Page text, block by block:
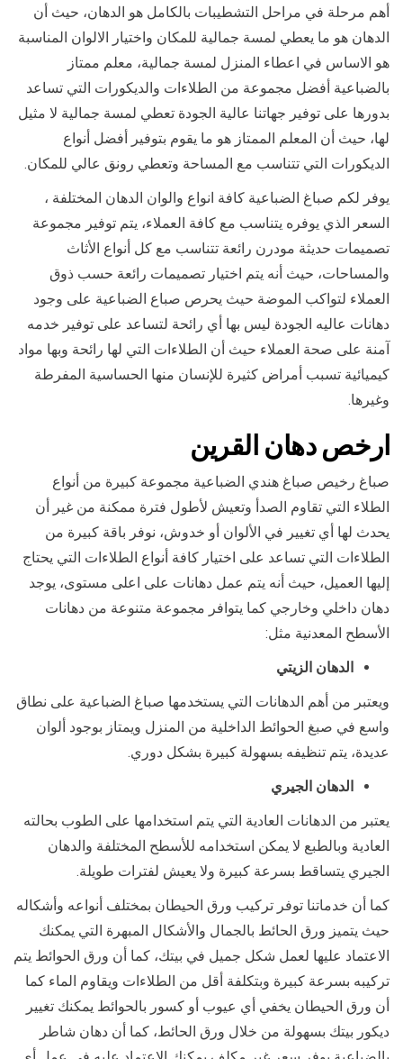
أهم مرحلة في مراحل التشطيبات بالكامل هو الدهان، حيث أن
الدهان هو ما يعطي لمسة جمالية للمكان واختيار الالوان المناسبة
هو الاساس في اعطاء المنزل لمسة جمالية، معلم ممتاز
بالضباعية أفضل مجموعة من الطلاءات والديكورات التي تساعد
بدورها على توفير جهاتنا عالية الجودة تعطي لمسة جمالية لا مثيل
لها، حيث أن المعلم الممتاز هو ما يقوم بتوفير أفضل أنواع
الديكورات التي تتناسب مع المساحة وتعطي رونق عالي للمكان.
يوفر لكم صباغ الضباعية كافة انواع والوان الدهان المختلفة ،
السعر الذي يوفره يتناسب مع كافة العملاء، يتم توفير مجموعة
تصميمات حديثة مودرن رائعة تتناسب مع كل أنواع الأثاث
والمساحات، حيث أنه يتم اختيار تصميمات رائعة حسب ذوق
العملاء لتواكب الموضة حيث يحرص صباع الضباعية على وجود
دهانات عاليه الجودة ليس بها أي رائحة لتساعد على توفير خدمه
آمنة على صحة العملاء حيث أن الطلاءات التي لها رائحة وبها مواد
كيميائية تسبب أمراض كثيرة للإنسان منها الحساسية المفرطة
وغيرها.
ارخصدهان القرين
صباغ رخيص صباغ هندي الضباعية مجموعة كبيرة من أنواع
الطلاء التي تقاوم الصدأ وتعيش لأطول فترة ممكنة من غير أن
يحدث لها أي تغيير في الألوان أو خدوش، نوفر باقة كبيرة من
الطلاءات التي تساعد على اختيار كافة أنواع الطلاءات التي يحتاج
إليها العميل، حيث أنه يتم عمل دهانات على اعلى مستوى، يوجد
دهان داخلي وخارجي كما يتوافر مجموعة متنوعة من دهانات
الأسطح المعدنية مثل:
الدهان الزيتي
ويعتبر من أهم الدهانات التي يستخدمها صباغ الضباعية على نطاق
واسع في صبغ الحوائط الداخلية من المنزل ويمتاز بوجود ألوان
عديدة، يتم تنظيفه بسهولة كبيرة بشكل دوري.
الدهان الجيري
يعتبر من الدهانات العادية التي يتم استخدامها على الطوب بحالته
العادية وبالطبع لا يمكن استخدامه للأسطح المختلفة والدهان
الجيري يتساقط بسرعة كبيرة ولا يعيش لفترات طويلة.
كما أن خدماتنا توفر تركيب ورق الحيطان بمختلف أنواعه وأشكاله
حيث يتميز ورق الحائط بالجمال والأشكال المبهرة التي يمكنك
الاعتماد عليها لعمل شكل جميل في بيتك، كما أن ورق الحوائط يتم
تركيبه بسرعة كبيرة وبتكلفة أقل من الطلاءات ويقاوم الماء كما
أن ورق الحيطان يخفي أي عيوب أو كسور بالحوائط يمكنك تغيير
ديكور بيتك بسهولة من خلال ورق الحائط، كما أن دهان شاطر